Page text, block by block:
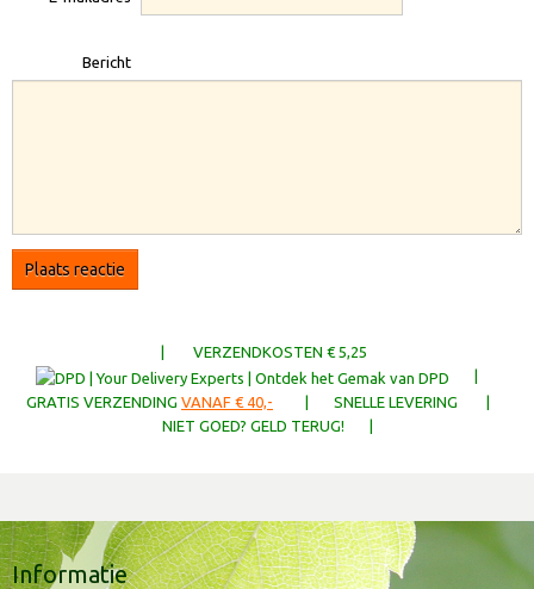
Bericht
Plaats reactie
| VERZENDKOSTEN € 5,25
GRATIS VERZENDING VANAF € 40,-
| SNELLE LEVERING |
NIET GOED? GELD TERUG! |
Informatie